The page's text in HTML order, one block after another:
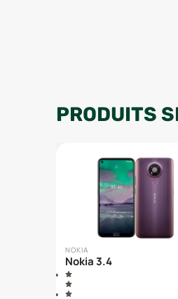
PRODUITS
NOKIA
Nokia 3.4